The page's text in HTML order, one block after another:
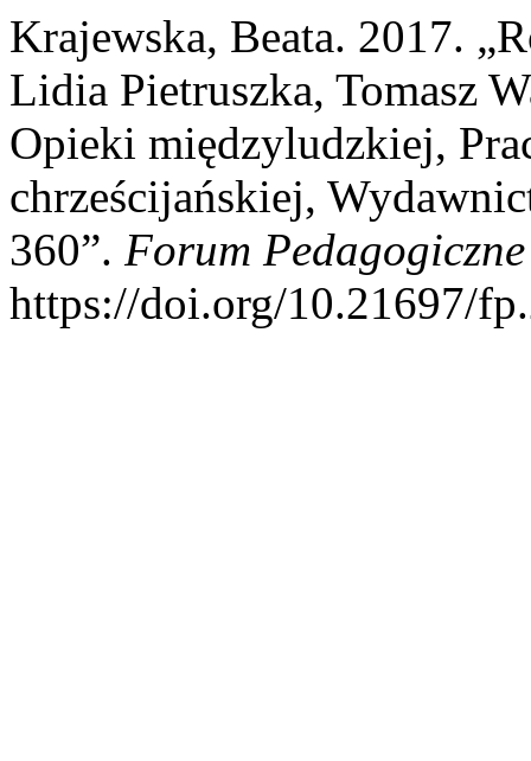
Krajewska, Beata. 2017.
Lidia Pietruszka, Tomasz
Opieki międzyludzkiej,
chrześcijańskiej,
360”. Forum Pedagogiczne
https://doi.org/10.21697/